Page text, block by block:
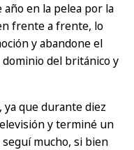
en la pelea por la
frente a frente, lo
y abandone el
del británico y
ya que durante diez
y terminé un
seguí mucho, si bien